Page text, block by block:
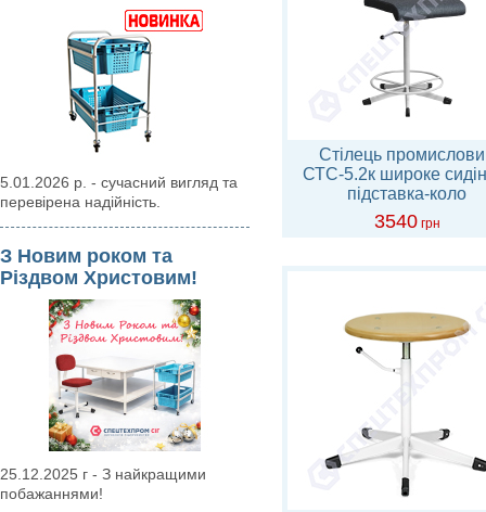
5.01.2026 р. - сучасний вигляд та
перевірена надійність.
З Новим роком та
Різдвом Христовим!
25.12.2025 г - З найкращими
побажаннями!
Стілець
СТС-5.2к широке
підставка-коло
3540 грн